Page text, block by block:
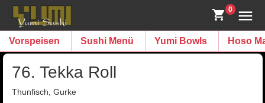
0
Vorspeisen Sushi Menü Yumi Bowls Hoso
76. Tekka Roll
Thunfisch, Gurke